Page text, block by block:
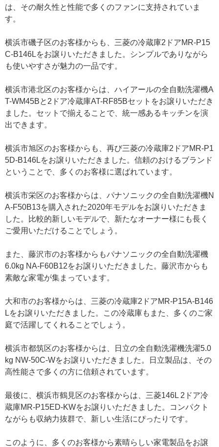
は、その耐久性と性能で多くのファンに支持されていま
す。
横浜市磯子区のお客様からも、三菱の冷蔵庫2ドアMR-P15
C-B146Lをお譲りいただきました。シンプルでありながら
も使いやすさが魅力の一品です。
横浜市港北区のお客様からは、ハイアールの全自動洗濯機A
T-WM45Bと2ドア冷蔵庫AT-RF85Bセットをお譲りいただき
ました。セットで揃えることで、統一感あるキッチンを演
出できます。
横浜市旭区のお客様からも、再び三菱の冷蔵庫2ドアMR-P1
5D-B146Lをお譲りいただきました。信頼のおけるブランド
ということで、多くのお客様に選ばれています。
横浜市栄区のお客様からは、パナソニックの全自動洗濯機N
A-F50B13を購入された2020年モデルをお譲りいただきま
した。比較的新しいモデルで、新たなオーナー様にも長く
ご愛用いただけることでしょう。
また、藤沢市のお客様からもパナソニックの全自動洗濯機
6.0kg NA-F60B12をお譲りいただきました。藤沢市からも
素敵な家電が集まっています。
大和市のお客様からは、三菱の冷蔵庫2ドアMR-P15A-B146
Lをお譲りいただきました。この冷蔵庫もまた、多くのご家
庭で活躍してくれることでしょう。
横浜市都筑区のお客様からは、日立の全自動洗濯機洗濯5.0
kg NW-50C-Wをお譲りいただきました。日立製品は、その
高性能さで多くの方に信頼されています。
最後に、横浜市鶴見区のお客様からは、三菱146L 2ドア冷
蔵庫MR-P15ED-KWをお譲りいただきました。コンパクト
ながらも収納力抜群で、新しい生活にぴったりです。
このように、多くのお客様から素晴らしい家電製品をお譲